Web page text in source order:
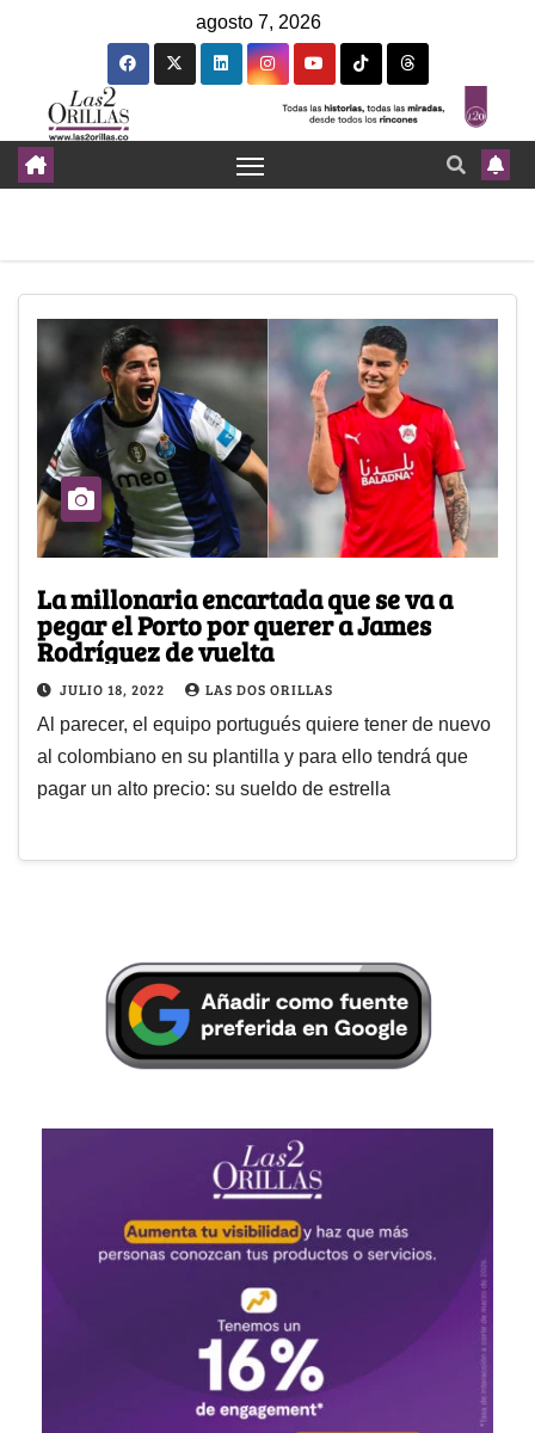
agosto 7, 2026
La millonaria encartada que se va a
pegar el Porto por querer a James
Rodríguez de vuelta
JULIO 18, 2022 LAS DOS ORILLAS
Al parecer, el equipo portugués quiere tener de nuevo
al colombiano en su plantilla y para ello tendrá que
pagar un alto precio: su sueldo de estrella